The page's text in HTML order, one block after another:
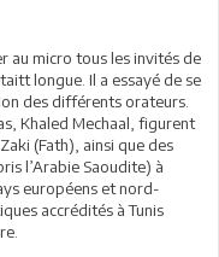
au micro tous les invités de
longue. Il a essayé de se
des différents orateurs.
Khaled Mechaal, figurent
(Fath), ainsi que des
l’Arabie Saoudite) à
européens et nord-
accrédités à Tunis